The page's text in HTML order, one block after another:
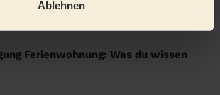
Ablehnen
für Senioren: Was Angehörige
Ferienwohnung: Was du wissen